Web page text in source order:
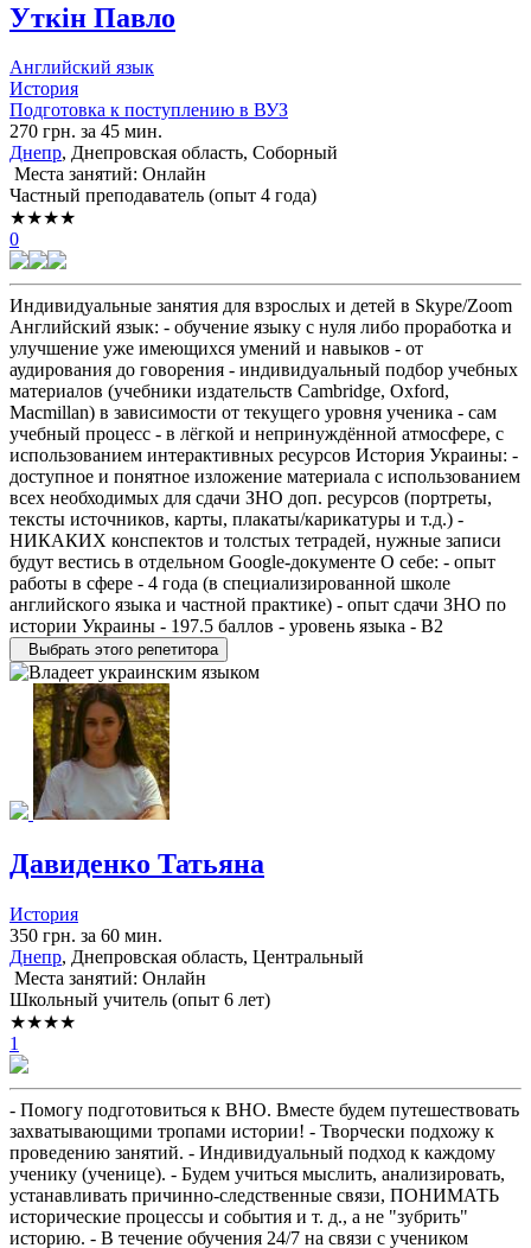
Уткін Павло
Английский язык
История
Подготовка к поступлению в ВУЗ
270 грн. за 45 мин.
Днепр, Днепровская область, Соборный
Места занятий: Онлайн
Частный преподаватель (опыт 4 года)
★★★★
0
Индивидуальные занятия для взрослых и детей в Skype/Zoom
Английский язык: - обучение языку с нуля либо проработка и
улучшение уже имеющихся умений и навыков - от
аудирования до говорения - индивидуальный подбор учебных
материалов (учебники издательств Cambridge, Oxford,
Macmillan) в зависимости от текущего уровня ученика - сам
учебный процесс - в лёгкой и непринуждённой атмосфере, с
использованием интерактивных ресурсов История Украины: -
доступное и понятное изложение материала с использованием
всех необходимых для сдачи ЗНО доп. ресурсов (портреты,
тексты источников, карты, плакаты/карикатуры и т.д.) -
НИКАКИХ конспектов и толстых тетрадей, нужные записи
будут вестись в отдельном Google-документе О себе: - опыт
работы в сфере - 4 года (в специализированной школе
английского языка и частной практике) - опыт сдачи ЗНО по
истории Украины - 197.5 баллов - уровень языка - B2
Выбрать этого репетитора
Давиденко Татьяна
История
350 грн. за 60 мин.
Днепр, Днепровская область, Центральный
Места занятий: Онлайн
Школьный учитель (опыт 6 лет)
★★★★
1
- Помогу подготовиться к ВНО. Вместе будем путешествовать
захватывающими тропами истории! - Творчески подхожу к
проведению занятий. - Индивидуальный подход к каждому
ученику (ученице). - Будем учиться мыслить, анализировать,
устанавливать причинно-следственные связи, ПОНИМАТЬ
исторические процессы и события и т. д., а не "зубрить"
историю. - В течение обучения 24/7 на связи с учеником